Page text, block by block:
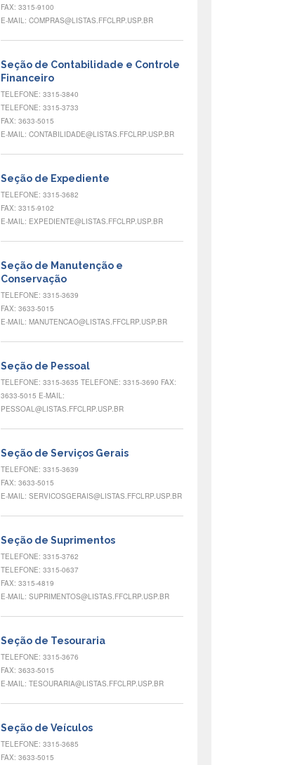
FAX: 3315-9100
E-MAIL: COMPRAS@LISTAS.FFCLRP.USP.BR
Seção de Contabilidade e Controle
Financeiro
TELEFONE: 3315-3840
TELEFONE: 3315-3733
FAX: 3633-5015
E-MAIL: CONTABILIDADE@LISTAS.FFCLRP.USP.BR
Seção de Expediente
TELEFONE: 3315-3682
FAX: 3315-9102
E-MAIL: EXPEDIENTE@LISTAS.FFCLRP.USP.BR
Seção de Manutenção e
Conservação
TELEFONE: 3315-3639
FAX: 3633-5015
E-MAIL: MANUTENCAO@LISTAS.FFCLRP.USP.BR
Seção de Pessoal
TELEFONE: 3315-3635 TELEFONE: 3315-3690 FAX:
3633-5015 E-MAIL:
PESSOAL@LISTAS.FFCLRP.USP.BR
Seção de Serviços Gerais
TELEFONE: 3315-3639
FAX: 3633-5015
E-MAIL: SERVICOSGERAIS@LISTAS.FFCLRP.USP.BR
Seção de Suprimentos
TELEFONE: 3315-3762
TELEFONE: 3315-0637
FAX: 3315-4819
E-MAIL: SUPRIMENTOS@LISTAS.FFCLRP.USP.BR
Seção de Tesouraria
TELEFONE: 3315-3676
FAX: 3633-5015
E-MAIL: TESOURARIA@LISTAS.FFCLRP.USP.BR
Seção de Veículos
TELEFONE: 3315-3685
FAX: 3633-5015